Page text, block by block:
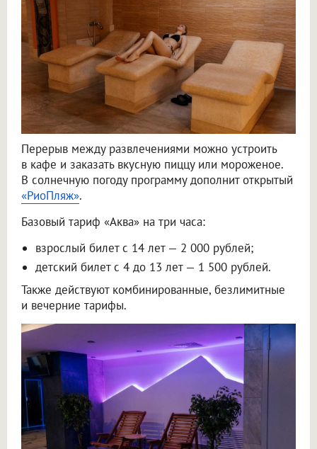
Перерыв между развлечениями можно устроить
в кафе и заказать вкусную пиццу или мороженое.
В солнечную погоду программу дополнит открытый
«РиоПляж».
Базовый тариф «Аква» на три часа:
взрослый билет с 14 лет — 2 000 рублей;
детский билет с 4 до 13 лет — 1 500 рублей.
Также действуют комбинированные, безлимитные
и вечерние тарифы.